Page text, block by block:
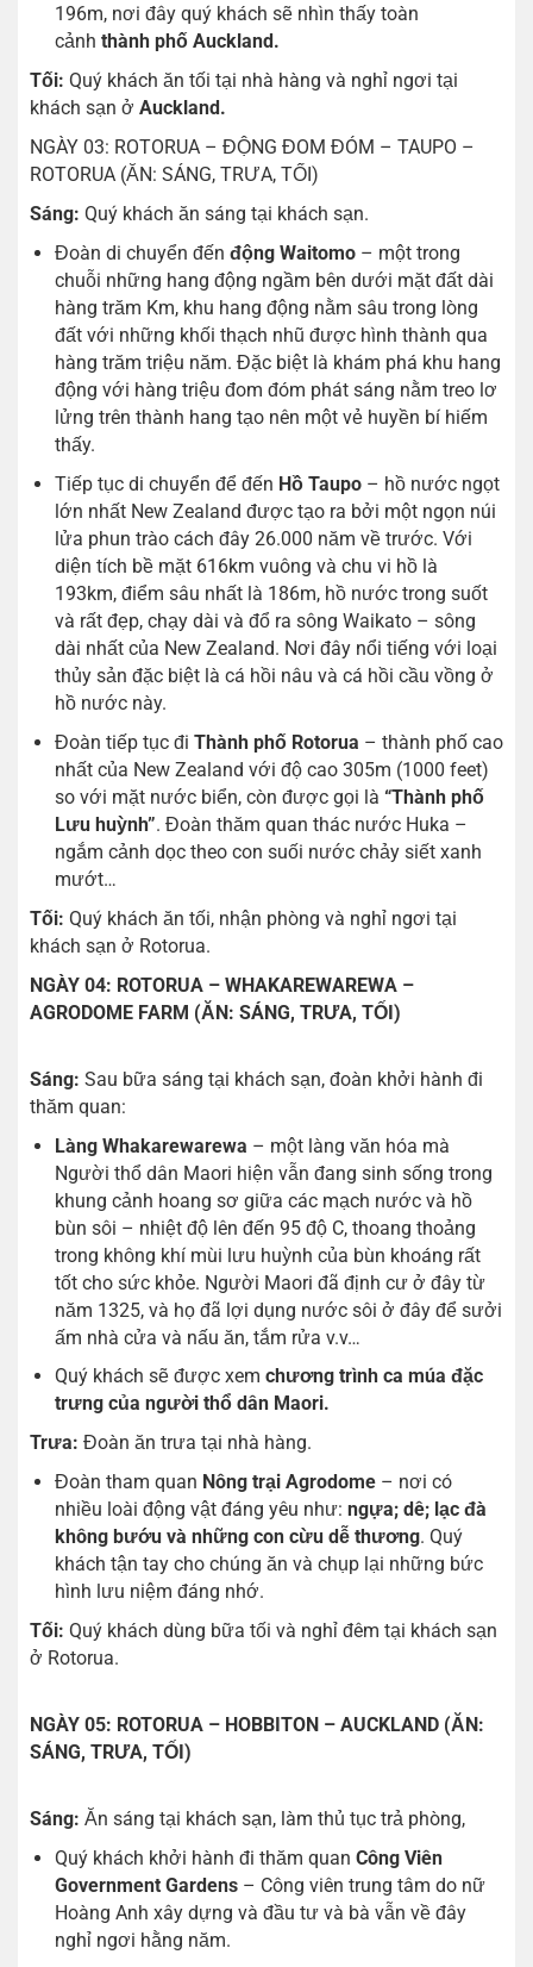
196m, nơi đây quý khách sẽ nhìn thấy toàn
cảnh thành phố Auckland.
Tối: Quý khách ăn tối tại nhà hàng và nghỉ ngơi tại
khách sạn ở Auckland.
NGÀY 03: ROTORUA – ĐỘNG ĐOM ĐÓM – TAUPO –
ROTORUA (ĂN: SÁNG, TRƯA, TỐI)
Sáng: Quý khách ăn sáng tại khách sạn.
Đoàn di chuyển đến động Waitomo– một trong
chuỗi những hang động ngầm bên dưới mặt đất dài
hàng trăm Km, khu hang động nằm sâu trong lòng
đất với những khối thạch nhũ được hình thành qua
hàng trăm triệu năm. Đặc biệt là khám phá khu hang
động với hàng triệu đom đóm phát sáng nằm treo lơ
lửng trên thành hang tạo nên một vẻ huyền bí hiếm
thấy.
Tiếp tục di chuyển để đến Hồ Taupo– hồ nước ngọt
lớn nhất New Zealand được tạo ra bởi một ngọn núi
lửa phun trào cách đây 26.000 năm về trước. Với
diện tích bề mặt 616km vuông và chu vi hồ là
193km, điểm sâu nhất là 186m, hồ nước trong suốt
và rất đẹp, chạy dài và đổ ra sông Waikato – sông
dài nhất của New Zealand. Nơi đây nổi tiếng với loại
thủy sản đặc biệt là cá hồi nâu và cá hồi cầu vồng ở
hồ nước này.
Đoàn tiếp tục đi Thành phố Rotorua – thành phố cao
nhất của New Zealand với độ cao 305m (1000 feet)
so với mặt nước biển, còn được gọi là “Thành phố
Lưu huỳnh”. Đoàn thăm quan thác nước Huka –
ngắm cảnh dọc theo con suối nước chảy siết xanh
mướt…
Tối: Quý khách ăn tối, nhận phòng và nghỉ ngơi tại
khách sạn ở Rotorua.
NGÀY 04: ROTORUA – WHAKAREWAREWA –
AGRODOME FARM (ĂN: SÁNG, TRƯA, TỐI)
Sáng: Sau bữa sáng tại khách sạn, đoàn khởi hành đi
thăm quan:
Làng Whakarewarewa – một làng văn hóa mà
Người thổ dân Maori hiện vẫn đang sinh sống trong
khung cảnh hoang sơ giữa các mạch nước và hồ
bùn sôi – nhiệt độ lên đến 95 độ C, thoang thoảng
trong không khí mùi lưu huỳnh của bùn khoáng rất
tốt cho sức khỏe. Người Maori đã định cư ở đây từ
năm 1325, và họ đã lợi dụng nước sôi ở đây để sưởi
ấm nhà cửa và nấu ăn, tắm rửa v.v…
Quý khách sẽ được xem chương trình ca múa đặc
trưng của người thổ dân Maori.
Trưa: Đoàn ăn trưa tại nhà hàng.
Đoàn tham quan Nông trại Agrodome– nơi có
nhiều loài động vật đáng yêu như: ngựa; dê; lạc đà
không bướu và những con cừu dễ thương. Quý
khách tận tay cho chúng ăn và chụp lại những bức
hình lưu niệm đáng nhớ.
Tối: Quý khách dùng bữa tối và nghỉ đêm tại khách sạn
ở Rotorua.
NGÀY 05: ROTORUA – HOBBITON – AUCKLAND (ĂN:
SÁNG, TRƯA, TỐI)
Sáng: Ăn sáng tại khách sạn, làm thủ tục trả phòng,
Quý khách khởi hành đi thăm quan Công Viên
Government Gardens– Công viên trung tâm do nữ
Hoàng Anh xây dựng và đầu tư và bà vẫn về đây
nghỉ ngơi hằng năm.